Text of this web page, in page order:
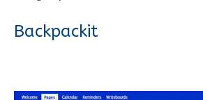
Backpackit